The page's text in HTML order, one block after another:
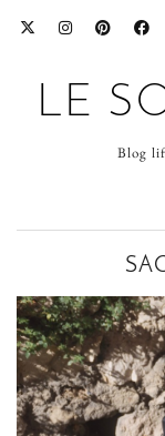
LE
Blog